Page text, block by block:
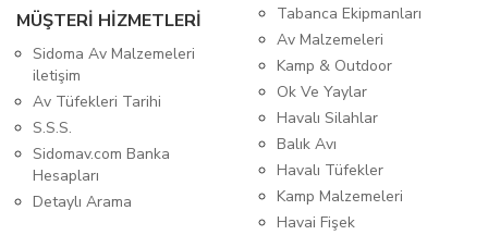
MÜŞTERİ HİZMETLERİ
Sidoma Av Malzemeleri
iletişim
Av Tüfekleri Tarihi
S.S.S.
Sidomav.com Banka
Hesapları
Detaylı Arama
Tabanca Ekipmanları
Av Malzemeleri
Kamp & Outdoor
Ok Ve Yaylar
Havalı Silahlar
Balık Avı
Havalı Tüfekler
Kamp Malzemeleri
Havai Fişek